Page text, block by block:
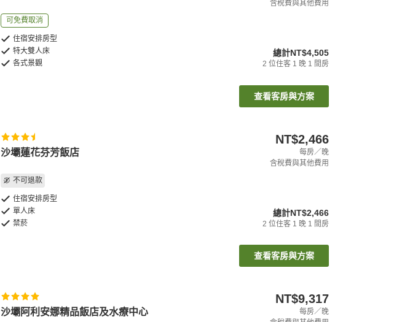
可免費取消
住宿安排房型
特大雙人床
各式景觀
含稅費與其他費用
總計NT$4,505
2 位住客 1 晚 1 間房
查看客房與方案
沙壩蓮花芬芳飯店
不可退款
住宿安排房型
單人床
禁菸
NT$2,466
每房／晚
含稅費與其他費用
總計NT$2,466
2 位住客 1 晚 1 間房
查看客房與方案
沙壩阿利安娜精品飯店及水療中心
NT$9,317
每房／晚